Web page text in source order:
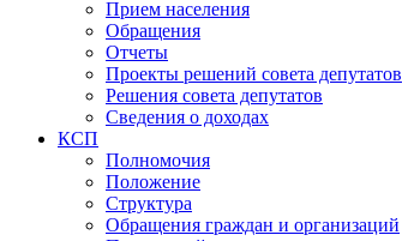
Прием населения
Обращения
Отчеты
Проекты решений совета депутатов
Решения совета депутатов
Сведения о доходах
КСП
Полномочия
Положение
Структура
Обращения граждан и организаций